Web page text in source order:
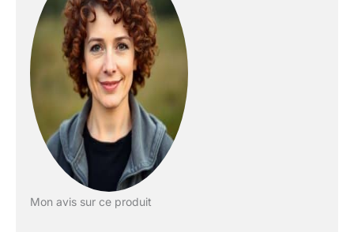
𝗔𝗖𝗜𝗘𝗥
𝗜𝗡𝗢𝗫𝗬𝗗𝗔𝗕𝗟𝗘
𝗥𝗢𝗕𝗨𝗦𝗧𝗘 – La
structure innovante
en acier allié
inoxydable assure
une stabilité
maximale à cette
tonnelle pliante,
Mon avis sur ce produit